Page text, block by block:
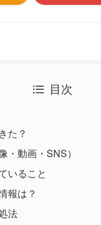
目次
た？
・動画・SNS）
いること
報は？
法